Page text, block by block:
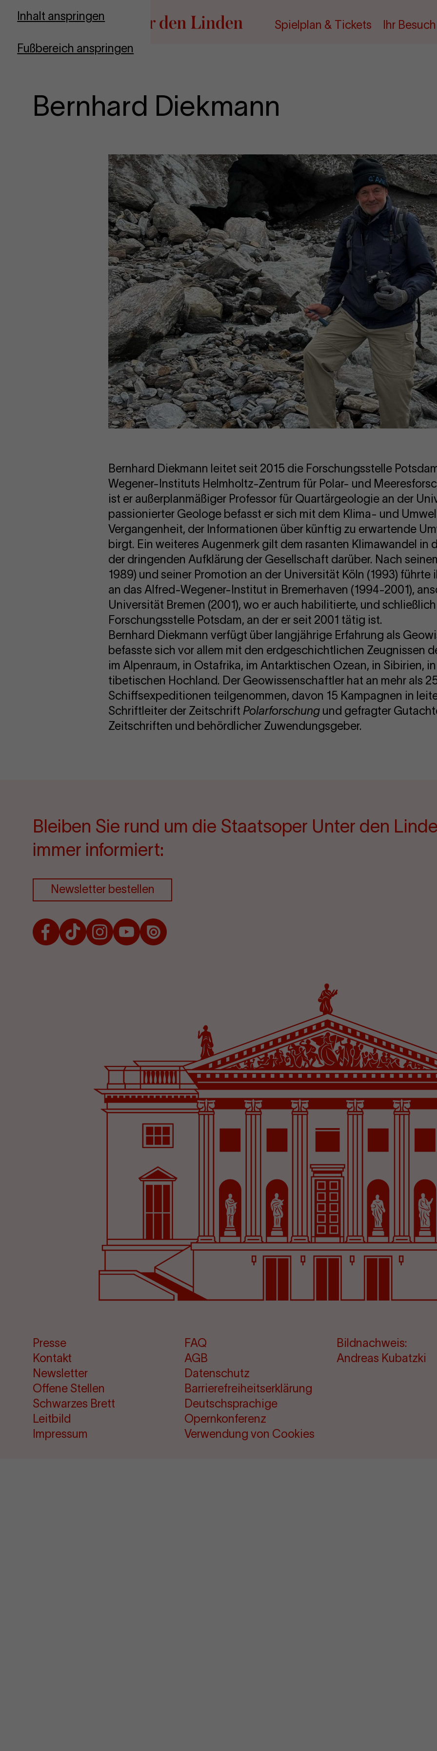
Inhalt anspringen
Fußbereich anspringen
Zur Startseite
Spielplan & Tickets Ihr Besuch
Bernhard Diekmann
Bernhard Diekmann leitet seit 2015 die Forschungsstelle
Wegener-Instituts Helmholtz-Zentrum für Polar- und
ist er außerplanmäßiger Professor für Quartärgeologie an der
passionierter Geologe befasst er sich mit dem Klima- und
Vergangenheit, der Informationen über künftig zu erwartende
birgt. Ein weiteres Augenmerk gilt dem rasanten Klimawandel in
der dringenden Aufklärung der Gesellschaft darüber. Nach
1989) und seiner Promotion an der Universität Köln (1993) führte
an das Alfred-Wegener-Institut in Bremerhaven (1994-2001),
Universität Bremen (2001), wo er auch habilitierte, und
Forschungsstelle Potsdam, an der er seit 2001 tätig ist.
Bernhard Diekmann verfügt über langjährige Erfahrung als
befasste sich vor allem mit den erdgeschichtlichen Zeugnissen
im Alpenraum, in Ostafrika, im Antarktischen Ozean, in Sibirien,
tibetischen Hochland. Der Geowissenschaftler hat an mehr als
Schiffsexpeditionen teilgenommen, davon 15 Kampagnen in
Schriftleiter der Zeitschrift Polarforschung und gefragter
Zeitschriften und behördlicher Zuwendungsgeber.
Bleiben Sie rund um die Staatsoper Unter den
immer informiert:
Newsletter bestellen
Facebook
TikTokInstagram
Youtube
Issuu
Presse
Kontakt
Newsletter
Offene Stellen
Schwarzes Brett
Leitbild
Impressum
FAQ
AGB
Datenschutz
Barrierefreiheitserklärung
Deutschsprachige
Opernkonferenz
Verwendung von Cookies
Bildnachweis:
Andreas Kubatzki